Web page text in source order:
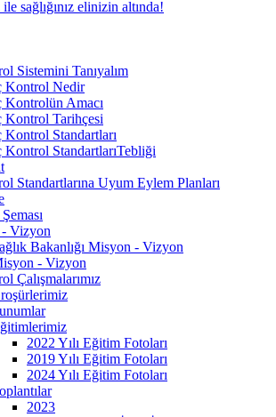
sağlığınız elinizin altında!
Sistemini Tanıyalım
Kontrol Nedir
Kontrolün Amacı
Kontrol Tarihçesi
Kontrol Standartları
Kontrol StandartlarıTebliği
Standartlarına Uyum Eylem Planları
Vizyon
Bakanlığı Misyon - Vizyon
- Vizyon
Çalışmalarımız
2022 Yılı Eğitim Fotoları
2019 Yılı Eğitim Fotoları
2024 Yılı Eğitim Fotoları
2023